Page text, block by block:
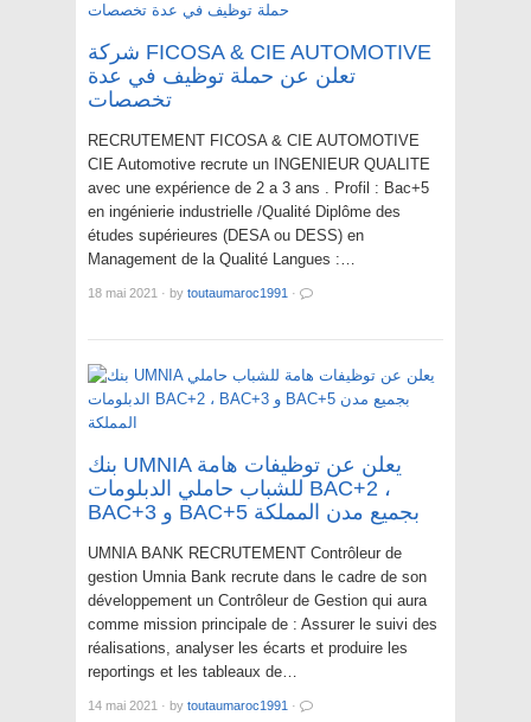
شركة FICOSA & CIE AUTOMOTIVE
تعلن عن حملة توظيف في عدة
تخصصات
RECRUTEMENT FICOSA & CIE AUTOMOTIVE
CIE Automotive recrute un INGENIEUR QUALITE
avec une expérience de 2 a 3 ans . Profil : Bac+5
en ingénierie industrielle /Qualité Diplôme des
études supérieures (DESA ou DESS) en
Management de la Qualité Langues :…
18 mai 2021 · by toutaumaroc1991 ·
بنك UMNIA يعلن عن توظيفات هامة
للشباب حاملي الدبلومات BAC+2 ،
BAC+3 و BAC+5 بجميع مدن المملكة
UMNIA BANK RECRUTEMENT Contrôleur de
gestion Umnia Bank recrute dans le cadre de son
développement un Contrôleur de Gestion qui aura
comme mission principale de : Assurer le suivi des
réalisations, analyser les écarts et produire les
reportings et les tableaux de…
14 mai 2021 · by toutaumaroc1991 ·